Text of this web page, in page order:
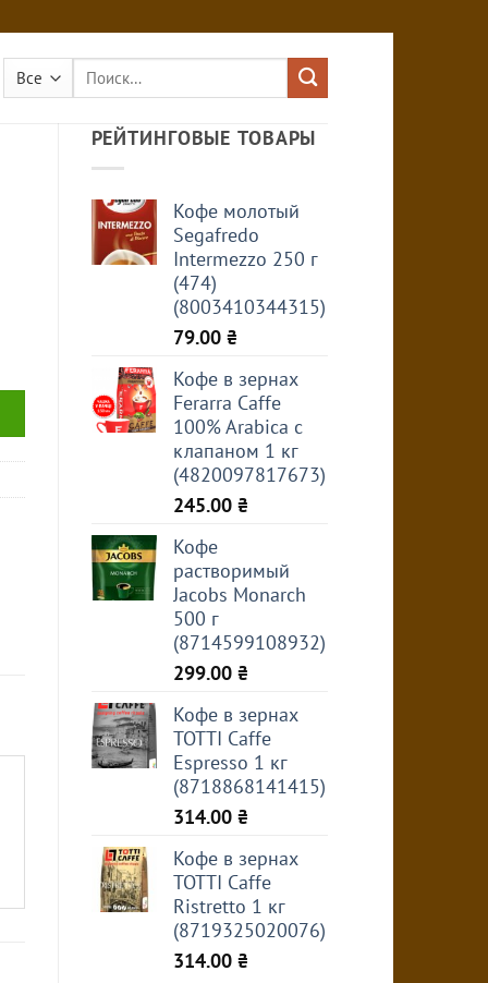
Искать:
РЕЙТИНГОВЫЕ ТОВАРЫ
Кофе молотый
Segafredo
Intermezzo 250 г
(474)
(8003410344315)
79.00 ₴
Кофе в зернах
Ferarra Caffe
100% Arabica с
клапаном 1 кг
(4820097817673)
245.00 ₴
Кофе
растворимый
Jacobs Monarch
500 г
(8714599108932)
299.00 ₴
Кофе в зернах
TOTTI Caffe
Espresso 1 кг
(8718868141415)
314.00 ₴
Кофе в зернах
TOTTI Caffe
Ristretto 1 кг
(8719325020076)
314.00 ₴